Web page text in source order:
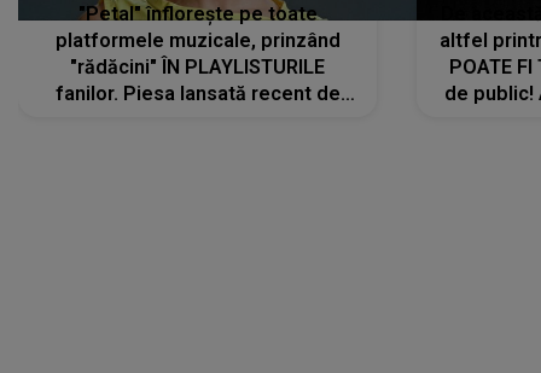
"Petal" înflorește pe toate
platformele muzicale, prinzând
"rădăcini" ÎN PLAYLISTURILE
fanilor. Piesa lansată recent de
altfel
POATE FI
de public!